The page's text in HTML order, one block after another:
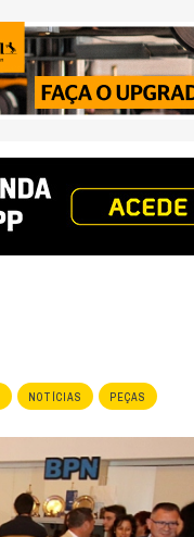
NOTÍCIAS PEÇAS